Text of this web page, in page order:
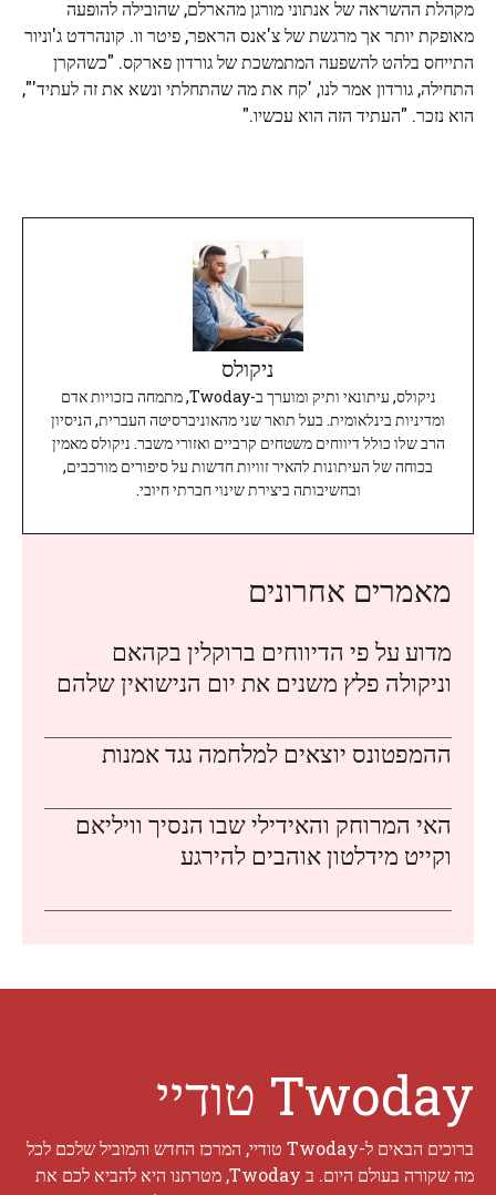
מקהלת ההשראה של אנתוני מורגן מהארלם, שהובילה להופעה
מאופקת יותר אך מרגשת של צ'אנס הראפר, פיטר וו. קונהרדט ג'וניור
התייחס בלהט להשפעה המתמשכת של גורדון פארקס. "כשהקרן
התחילה, גורדון אמר לנו, 'קח את מה שהתחלתי ונשא את זה לעתיד'",
הוא נזכר. "העתיד הזה הוא עכשיו."
ניקולס
ניקולס, עיתונאי ותיק ומוערך ב-Twoday, מתמחה בזכויות אדם
ומדיניות בינלאומית. בעל תואר שני מהאוניברסיטה העברית, הניסיון
הרב שלו כולל דיווחים משטחים קרביים ואזורי משבר. ניקולס מאמין
בכוחה של העיתונות להאיר זוויות חדשות על סיפורים מורכבים,
ובחשיבותה ביצירת שינוי חברתי חיובי.
מאמרים אחרונים
מדוע על פי הדיווחים ברוקלין בקהאם
וניקולה פלץ משנים את יום הנישואין שלהם
ההמפטונס יוצאים למלחמה נגד אמנות
האי המרוחק והאידילי שבו הנסיך וויליאם
וקייט מידלטון אוהבים להירגע
Twoday טודיי
ברוכים הבאים ל-Twoday טודיי, המרכז החדש והמוביל שלכם לכל
מה שקורה בעולם היום. ב Twoday, מטרתנו היא להביא לכם את